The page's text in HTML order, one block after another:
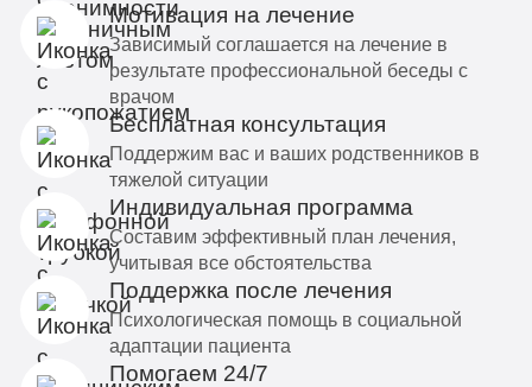
Мотивация на лечение
Зависимый соглашается на лечение в
результате профессиональной беседы с
врачом
Бесплатная консультация
Поддержим вас и ваших родственников в
тяжелой ситуации
Индивидуальная программа
Составим эффективный план лечения,
учитывая все обстоятельства
Поддержка после лечения
Психологическая помощь в социальной
адаптации пациента
Помогаем 24/7